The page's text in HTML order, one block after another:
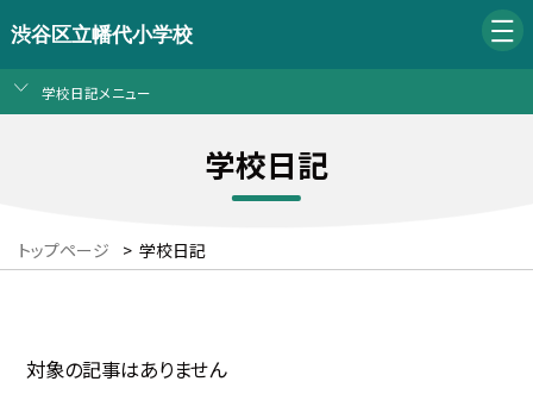
渋谷区立幡代小学校
学校日記メニュー
学校日記
トップページ > 学校日記
対象の記事はありません